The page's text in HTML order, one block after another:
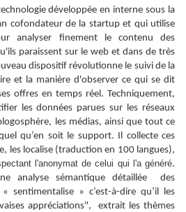
développée en interne sous la
cofondateur de la startup et qui utilise
analyser finement le contenu des
paraissent sur le web et dans de très
dispositif révolutionne le suivi de la
et la manière d'observer ce qui se dit
offres en temps réel. Techniquement,
les données parues sur les réseaux
les médias, ainsi que tout ce
qu’en soit le support. Il collecte ces
les localise (traduction en 100 langues),
l'anonymat de celui qui l'a généré.
analyse sémantique détaillée des
sentimentalise » c’est-à-dire qu’il les
appréciations", extrait les thèmes